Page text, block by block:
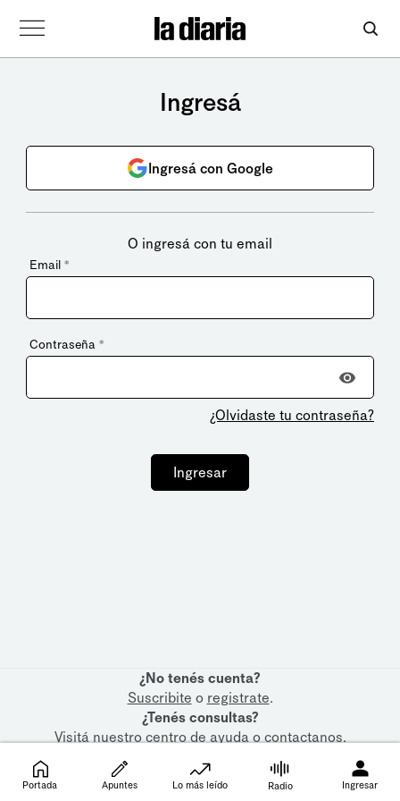
Ingresá
Ingresá con Google
O ingresá con tu email
Email *
Contraseña *
¿Olvidaste tu contraseña?
Ingresar
¿No tenés cuenta?
Suscribite o registrate.
¿Tenés consultas?
Visitá nuestrocentro de ayudaocontactanos.
Portada Apuntes Lo más leído Radio Ingresar